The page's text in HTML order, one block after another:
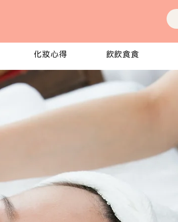
化妝心得 飲飲食食